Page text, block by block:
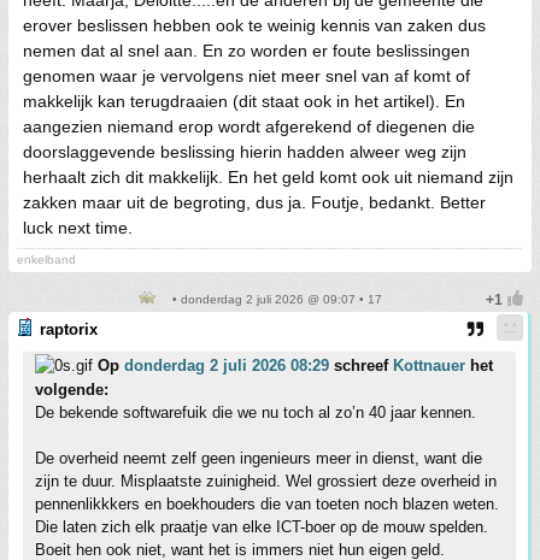
erover beslissen hebben ook te weinig kennis van zaken dus
nemen dat al snel aan. En zo worden er foute beslissingen
genomen waar je vervolgens niet meer snel van af komt of
makkelijk kan terugdraaien (dit staat ook in het artikel). En
aangezien niemand erop wordt afgerekend of diegenen die
doorslaggevende beslissing hierin hadden alweer weg zijn
herhaalt zich dit makkelijk. En het geld komt ook uit niemand zijn
zakken maar uit de begroting, dus ja. Foutje, bedankt. Better
luck next time.
enkelband
• donderdag 2 juli 2026 @ 09:07 • 17
raptorix
Op donderdag 2 juli 2026 08:29 schreef Kottnauer het
volgende:
De bekende softwarefuik die we nu toch al zo’n 40 jaar kennen.
De overheid neemt zelf geen ingenieurs meer in dienst, want die
zijn te duur. Misplaatste zuinigheid. Wel grossiert deze overheid in
pennenlikkkers en boekhouders die van toeten noch blazen weten.
Die laten zich elk praatje van elke ICT-boer op de mouw spelden.
Boeit hen ook niet, want het is immers niet hun eigen geld.